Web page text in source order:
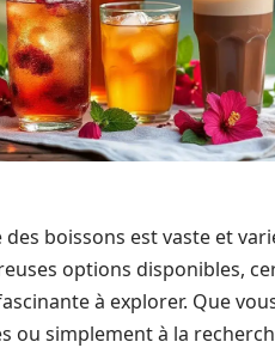
des boissons est vaste et
options disponibles,
à explorer. Que
ou simplement à la